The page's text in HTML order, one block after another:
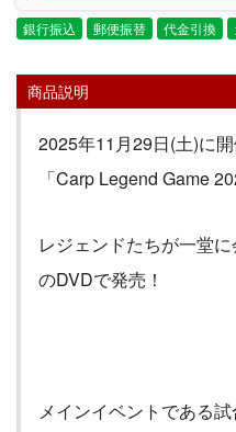
銀行振込 郵便振替 代金引換
商品説明
2025年11月29日(土)に
「Carp Legend Game
レジェンドたちが一堂
のDVDで発売！
メインイベントである